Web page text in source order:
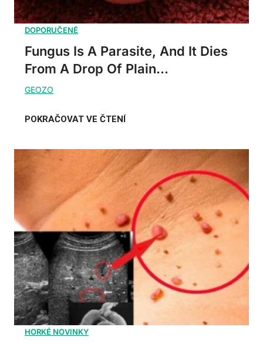
Fungus Is A Parasite, And It Dies
From A Drop Of Plain...